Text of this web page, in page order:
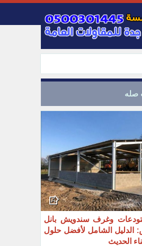
صله
وغرف سندويش بانل
الدليل الشامل لأفضل حلول
الحديث